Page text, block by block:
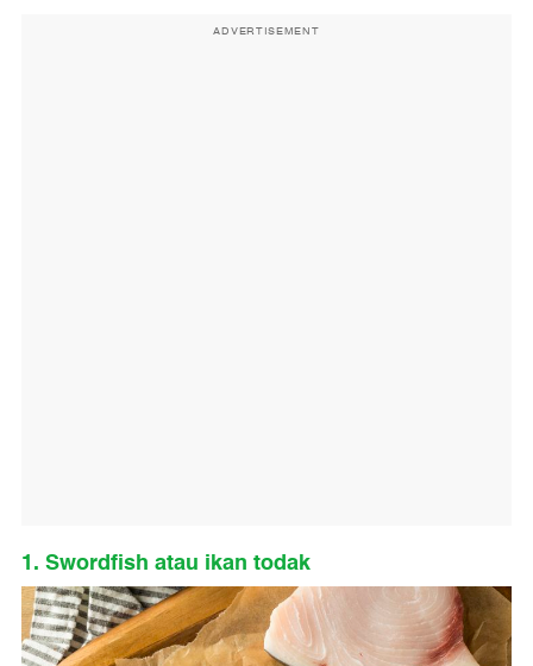
ADVERTISEMENT
1. Swordfish atau ikan todak